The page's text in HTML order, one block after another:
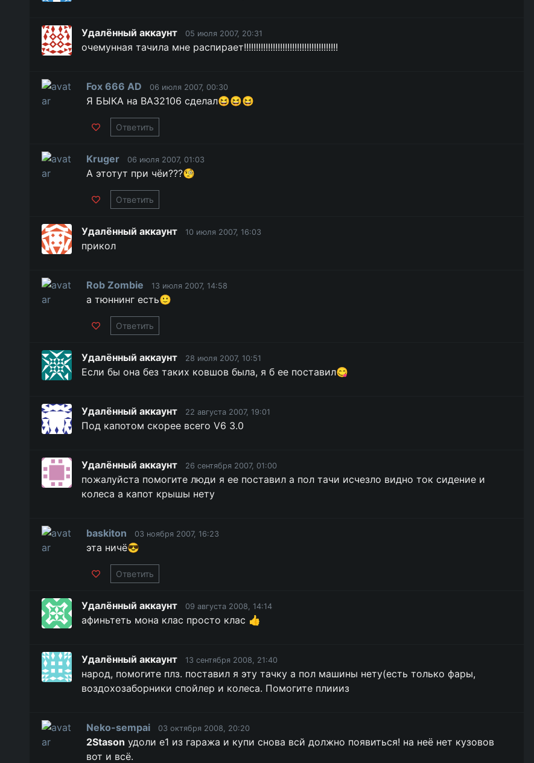
Удалённый аккаунт 05 июля 2007, 20:31
очемунная тачила мне распирает!!!!!!!!!!!!!!!!!!!!!!!!!!!!!!!!!!!!!!!
Fox 666 AD 06 июля 2007, 00:30
Я БЫКА на ВАЗ2106 сделал😆😆😆
Ответить
Kruger 06 июля 2007, 01:03
А этотут при чёи???🧐
Ответить
Удалённый аккаунт 10 июля 2007, 16:03
прикол
Rob Zombie 13 июля 2007, 14:58
а тюннинг есть🙂
Ответить
Удалённый аккаунт 28 июля 2007, 10:51
Если бы она без таких ковшов была, я б ее поставил😋
Удалённый аккаунт 22 августа 2007, 19:01
Под капотом скорее всего V6 3.0
Удалённый аккаунт 26 сентября 2007, 01:00
пожалуйста помогите люди я ее поставил а пол тачи исчезло видно ток сидение и
колеса а капот крышы нету
baskiton 03 ноября 2007, 16:23
эта ничё😎
Ответить
Удалённый аккаунт 09 августа 2008, 14:14
афиньтеть мона клас просто клас 👍
Удалённый аккаунт 13 сентября 2008, 21:40
народ, помогите плз. поставил я эту тачку а пол машины нету(есть только фары,
воздохозаборники спойлер и колеса. Помогите плиииз
Neko-sempai 03 октября 2008, 20:20
2Stason удоли е1 из гаража и купи снова всй должно появиться! на неё нет кузовов
вот и всё.